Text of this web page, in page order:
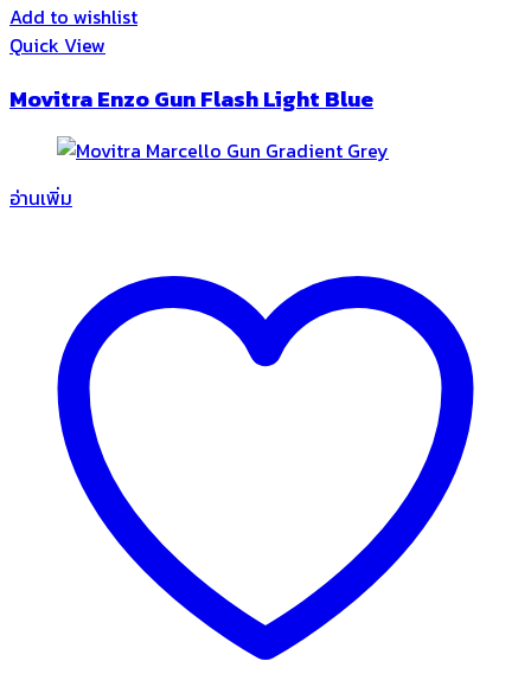
Add to wishlist
Quick View
Movitra Enzo Gun Flash Light Blue
อ่านเพิ่ม